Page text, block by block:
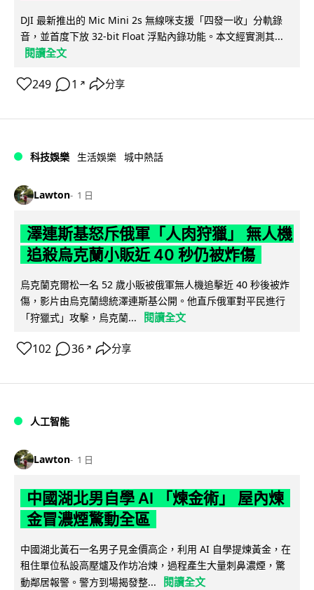
DJI 最新推出的 Mic Mini 2s 無線咪支援「四發一收」分軌錄
音，並首度下放 32-bit Float 浮點內錄功能。本文經實測其...
閱讀全文
249 1 ↗ 分享
科技娛樂 生活娛樂 城中熱話
Lawton 1 日
澤連斯基怒斥俄軍「人肉狩獵」 無人機
追殺烏克蘭小販近 40 秒仍被炸傷
烏克蘭克爾松一名 52 歲小販被俄軍無人機追擊近 40 秒後被炸
傷，影片由烏克蘭總統澤連斯基公開。他直斥俄軍對平民進行
「狩獵式」攻擊，烏克蘭...
閱讀全文
102 36 ↗ 分享
人工智能
Lawton 1 日
中國湖北男自學 AI 「煉金術」 屋內煉
金冒濃煙驚動全區
中國湖北黃石一名男子見金價高企，利用 AI 自學提煉黃金，在
租住單位私設高壓爐及作坊冶煉，過程產生大量刺鼻濃煙，驚
動鄰居報警。警方到場揭發整...
閱讀全文